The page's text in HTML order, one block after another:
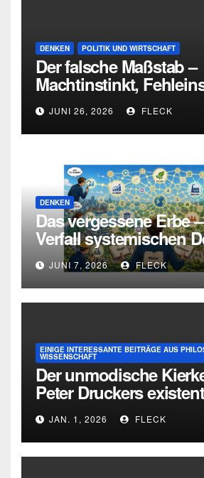
DENKEN POLITIK UND WIRTSCHAFT
Der falsche Maßstab –
Machtinstinkt,
und die Grenzen
Urteilskraft
JUNI 26, 2026 FLECK
DENKEN
Das vergessene Erbe
Verfall systemischen
Deutschland
JUNI 7, 2026 FLECK
EINIGE INTERESSANTE BEITRÄGE AUS
WISSENSCHAFT
Der unmodische
Peter Druckers
Intervention von 1933
JAN. 1, 2026 FLECK